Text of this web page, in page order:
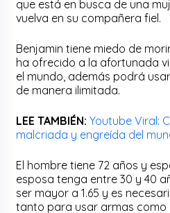
que está en busca de una
vuelva en su compañera fiel.
Benjamin tiene miedo de
ha ofrecido a la afortunada
el mundo, además podrá
de manera ilimitada.
LEE TAMBIÉN: Youtube Viral:
malcriada y engreída del
El hombre tiene 72 años y
esposa tenga entre 30 y 40
ser mayor a 1.65 y es
tanto para usar armas como